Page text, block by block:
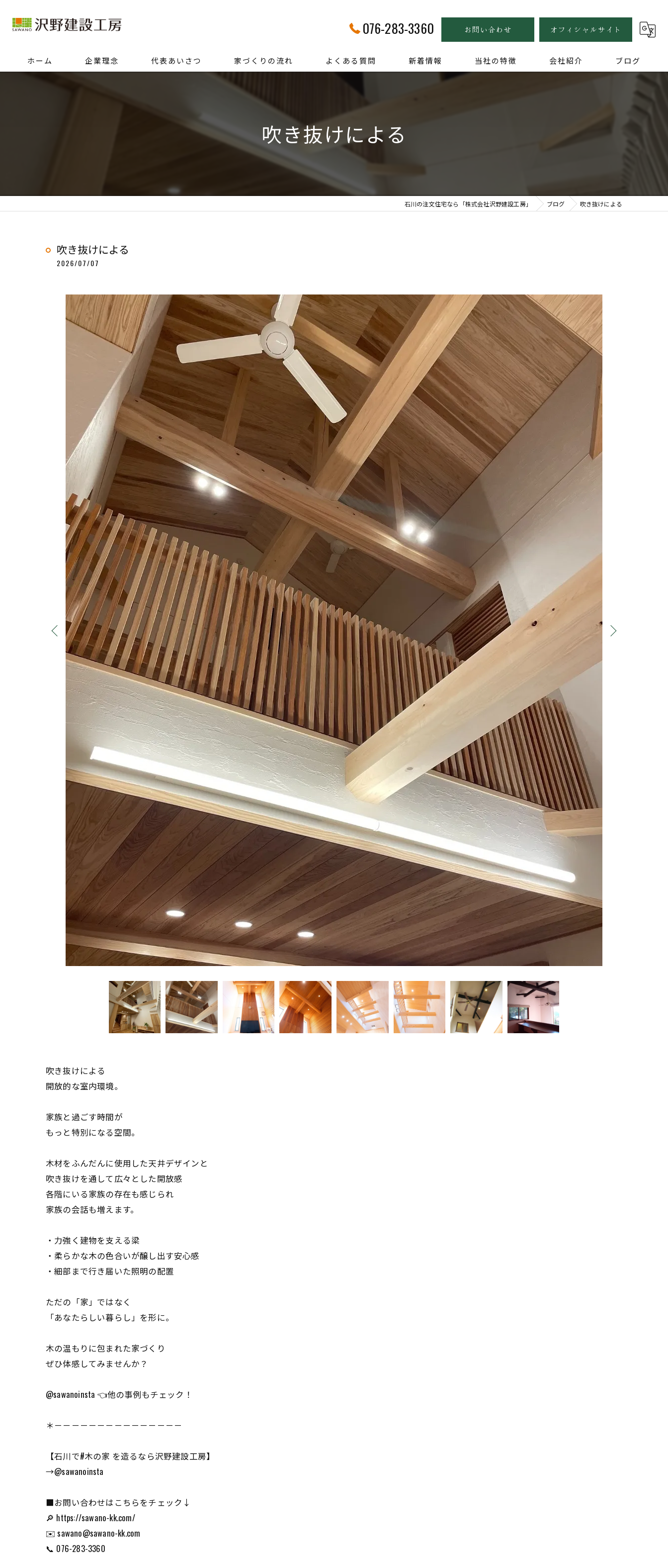
076-283-3360 お問い合わせ オフィシャルサイト
ホーム 企業理念 代表あいさつ 家づくりの流れ よくある質問 新着情報 当社の特徴 会社紹介 ブログ
吹き抜けによる
石川の注文住宅なら「株式会社沢野建設工房」 ブログ 吹き抜けによる
吹き抜けによる
2026/07/07
吹き抜けによる
開放的な室内環境。
家族と過ごす時間が
もっと特別になる空間。
木材をふんだんに使用した天井デザインと
吹き抜けを通して広々とした開放感
各階にいる家族の存在も感じられ
家族の会話も増えます。
・力強く建物を支える梁
・柔らかな木の色合いが醸し出す安心感
・細部まで行き届いた照明の配置
ただの「家」ではなく
「あなたらしい暮らし」を形に。
木の温もりに包まれた家づくり
ぜひ体感してみませんか？
@sawanoinsta 👈他の事例もチェック！
＊－－－－－－－－－－－－－－－
【石川で#木の家 を造るなら沢野建設工房】
→@sawanoinsta
■お問い合わせはこちらをチェック↓
🔎 https://sawano-kk.com/
✉️ sawano@sawano-kk.com
📞 076-283-3360